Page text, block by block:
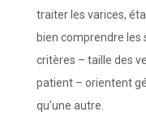
traiter les varices,
bien comprendre les
critères – taille des
patient – orientent
qu’une autre.